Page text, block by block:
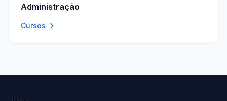
Administração
Cursos